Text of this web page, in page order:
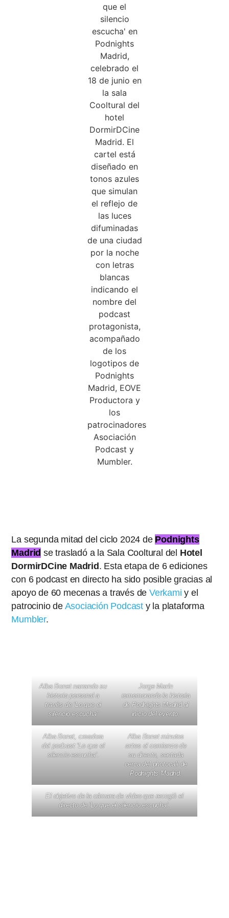
La segunda mitad del ciclo 2024 de Podnights
Madrid se trasladó a la Sala Cooltural del Hotel
DormirDCine Madrid. Esta etapa de 6 ediciones
con 6 podcast en directo ha sido posible gracias al
apoyo de 60 mecenas a través de Verkami y el
patrocinio de Asociación Podcast y la plataforma
Mumbler.
Alba Bonet narrando su
historia personal a
través de ‘Lo que el
silencio escucha’
Jorge Marín
rememorando la historia
de Podnights Madrid al
inicio del evento.
Alba Bonet, creadora
del podcast ‘Lo que el
silencio escucha’.
Alba Bonet minutos
antes el comienzo de
su directo, sentada
cerca del photocall de
Podnights Madrid.
El objetivo de la cámara de vídeo que recogió el
directo de ‘Lo que el silencio escucha’.